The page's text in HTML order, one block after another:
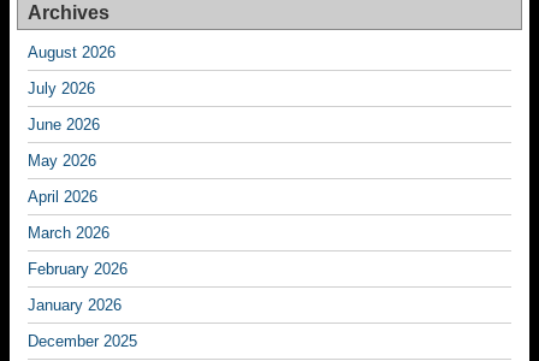
Archives
August 2026
July 2026
June 2026
May 2026
April 2026
March 2026
February 2026
January 2026
December 2025